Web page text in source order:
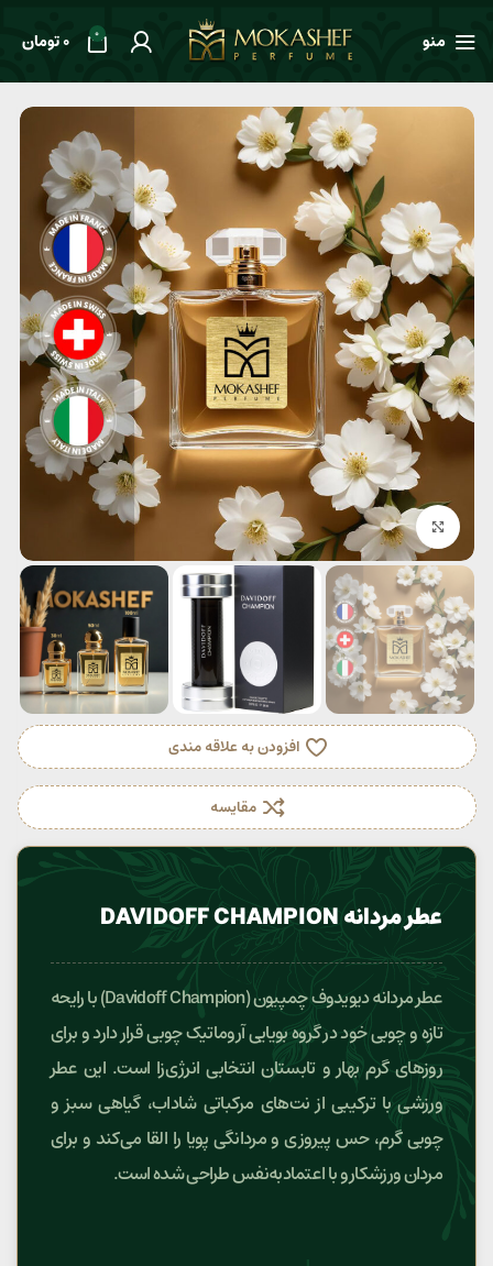
منو 0
0تومان
بزرگنمایی تصویر
افزودن به علاقه مندی
مقایسه
عطر مردانه DAVIDOFF CHAMPION
عطر مردانه دیویدوف چمپیون (Davidoff Champion) با رایحه
تازه و چوبی خود در گروه بویایی آروماتیک چوبی قرار دارد و برای
روزهای گرم بهار و تابستان انتخابی انرژی‌زا است. این عطر
ورزشی با ترکیبی از نت‌های مرکباتی شاداب، گیاهی سبز و
چوبی گرم، حس پیروزی و مردانگی پویا را القا می‌کند و برای
مردان ورزشکار و با اعتمادبه‌نفس طراحی شده است.